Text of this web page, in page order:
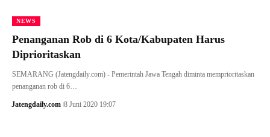
NEWS
Penanganan Rob di 6 Kota/Kabupaten Harus
Diprioritaskan
SEMARANG (Jatengdaily.com) - Pemerintah Jawa Tengah diminta memprioritaskan
penanganan rob di 6…
Jatengdaily.com 8 Juni 2020 19:07